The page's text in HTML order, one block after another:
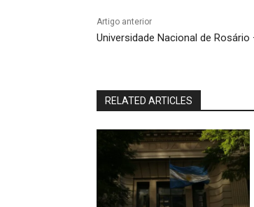
Artigo anterior
Universidade Nacional de Rosário
RELATED ARTICLES